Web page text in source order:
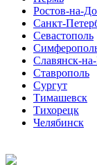
Ростов-на-
Санкт-
Севастополь
Славянск-
Ставрополь
Сургут
Тимашевск
Тихорецк
Челябинск